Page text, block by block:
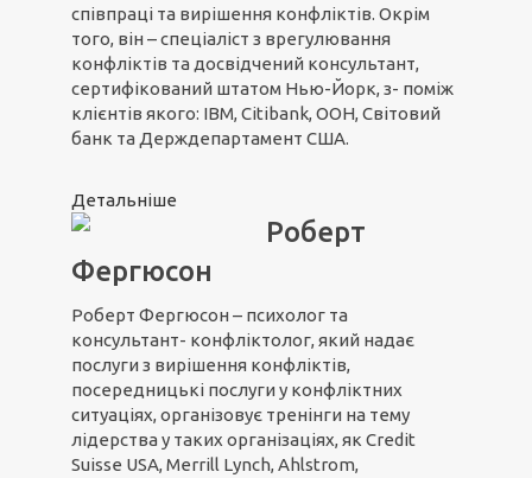
співпраці та вирішення конфліктів. Окрім
того, він – спеціаліст з врегулювання
конфліктів та досвідчений консультант,
сертифікований штатом Нью-Йорк, з- поміж
клієнтів якого: IBM, Citibank, ООН, Світовий
банк та Держдепартамент США.
Детальніше
Роберт
Фергюсон
Роберт Фергюсон – психолог та
консультант- конфліктолог, який надає
послуги з вирішення конфліктів,
посередницькі послуги у конфліктних
ситуаціях, організовує тренінги на тему
лідерства у таких організаціях, як Credit
Suisse USA, Merrill Lynch, Ahlstrom,